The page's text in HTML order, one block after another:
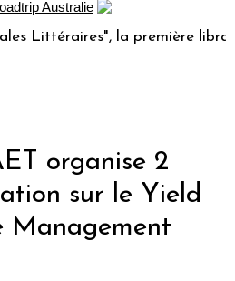
Littéraires", la première librairie
organise 2
sur le Yield
Management